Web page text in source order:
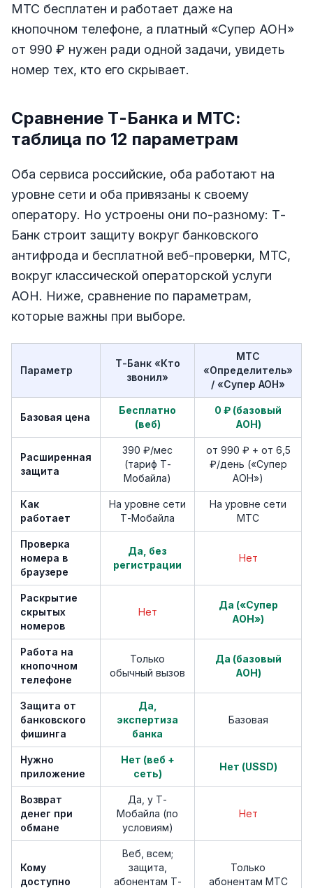
МТС бесплатен и работает даже на
кнопочном телефоне, а платный «Супер АОН»
от 990 ₽ нужен ради одной задачи, увидеть
номер тех, кто его скрывает.
Сравнение Т-Банка и МТС:
таблица по 12 параметрам
Оба сервиса российские, оба работают на
уровне сети и оба привязаны к своему
оператору. Но устроены они по-разному: Т-
Банк строит защиту вокруг банковского
антифрода и бесплатной веб-проверки, МТС,
вокруг классической операторской услуги
АОН. Ниже, сравнение по параметрам,
которые важны при выборе.
Параметр
Т-Банк «Кто
звонил»
МТС
«Определитель»
/ «Супер АОН»
Базовая цена
Бесплатно
(веб)
0 ₽ (базовый
АОН)
Расширенная
защита
390 ₽/мес
(тариф Т-
Мобайла)
от 990 ₽ + от 6,5
₽/день («Супер
АОН»)
Как
работает
На уровне сети
Т-Мобайла
На уровне сети
МТС
Проверка
номера в
браузере
Да, без
регистрации
Нет
Раскрытие
скрытых
номеров
Нет
Да («Супер
АОН»)
Работа на
кнопочном
телефоне
Только
обычный вызов
Да (базовый
АОН)
Защита от
банковского
фишинга
Да,
экспертиза
банка
Базовая
Нужно
приложение
Нет (веб +
сеть)
Нет (USSD)
Возврат
денег при
обмане
Да, у Т-
Мобайла (по
условиям)
Нет
Кому
доступно
Веб, всем;
защита,
абонентам Т-
Только
абонентам МТС